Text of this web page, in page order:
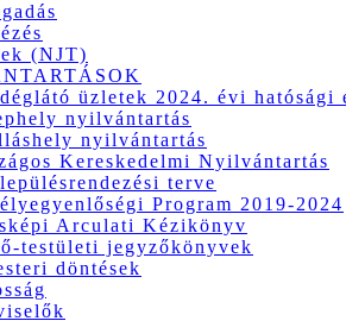
(NJT)
üzletek 2024. évi hatósági
nyilvántartás
nyilvántartás
Kereskedelmi Nyilvántartás
terve
Program 2019-2024
Arculati Kézikönyv
testületi jegyzőkönyvek
döntések